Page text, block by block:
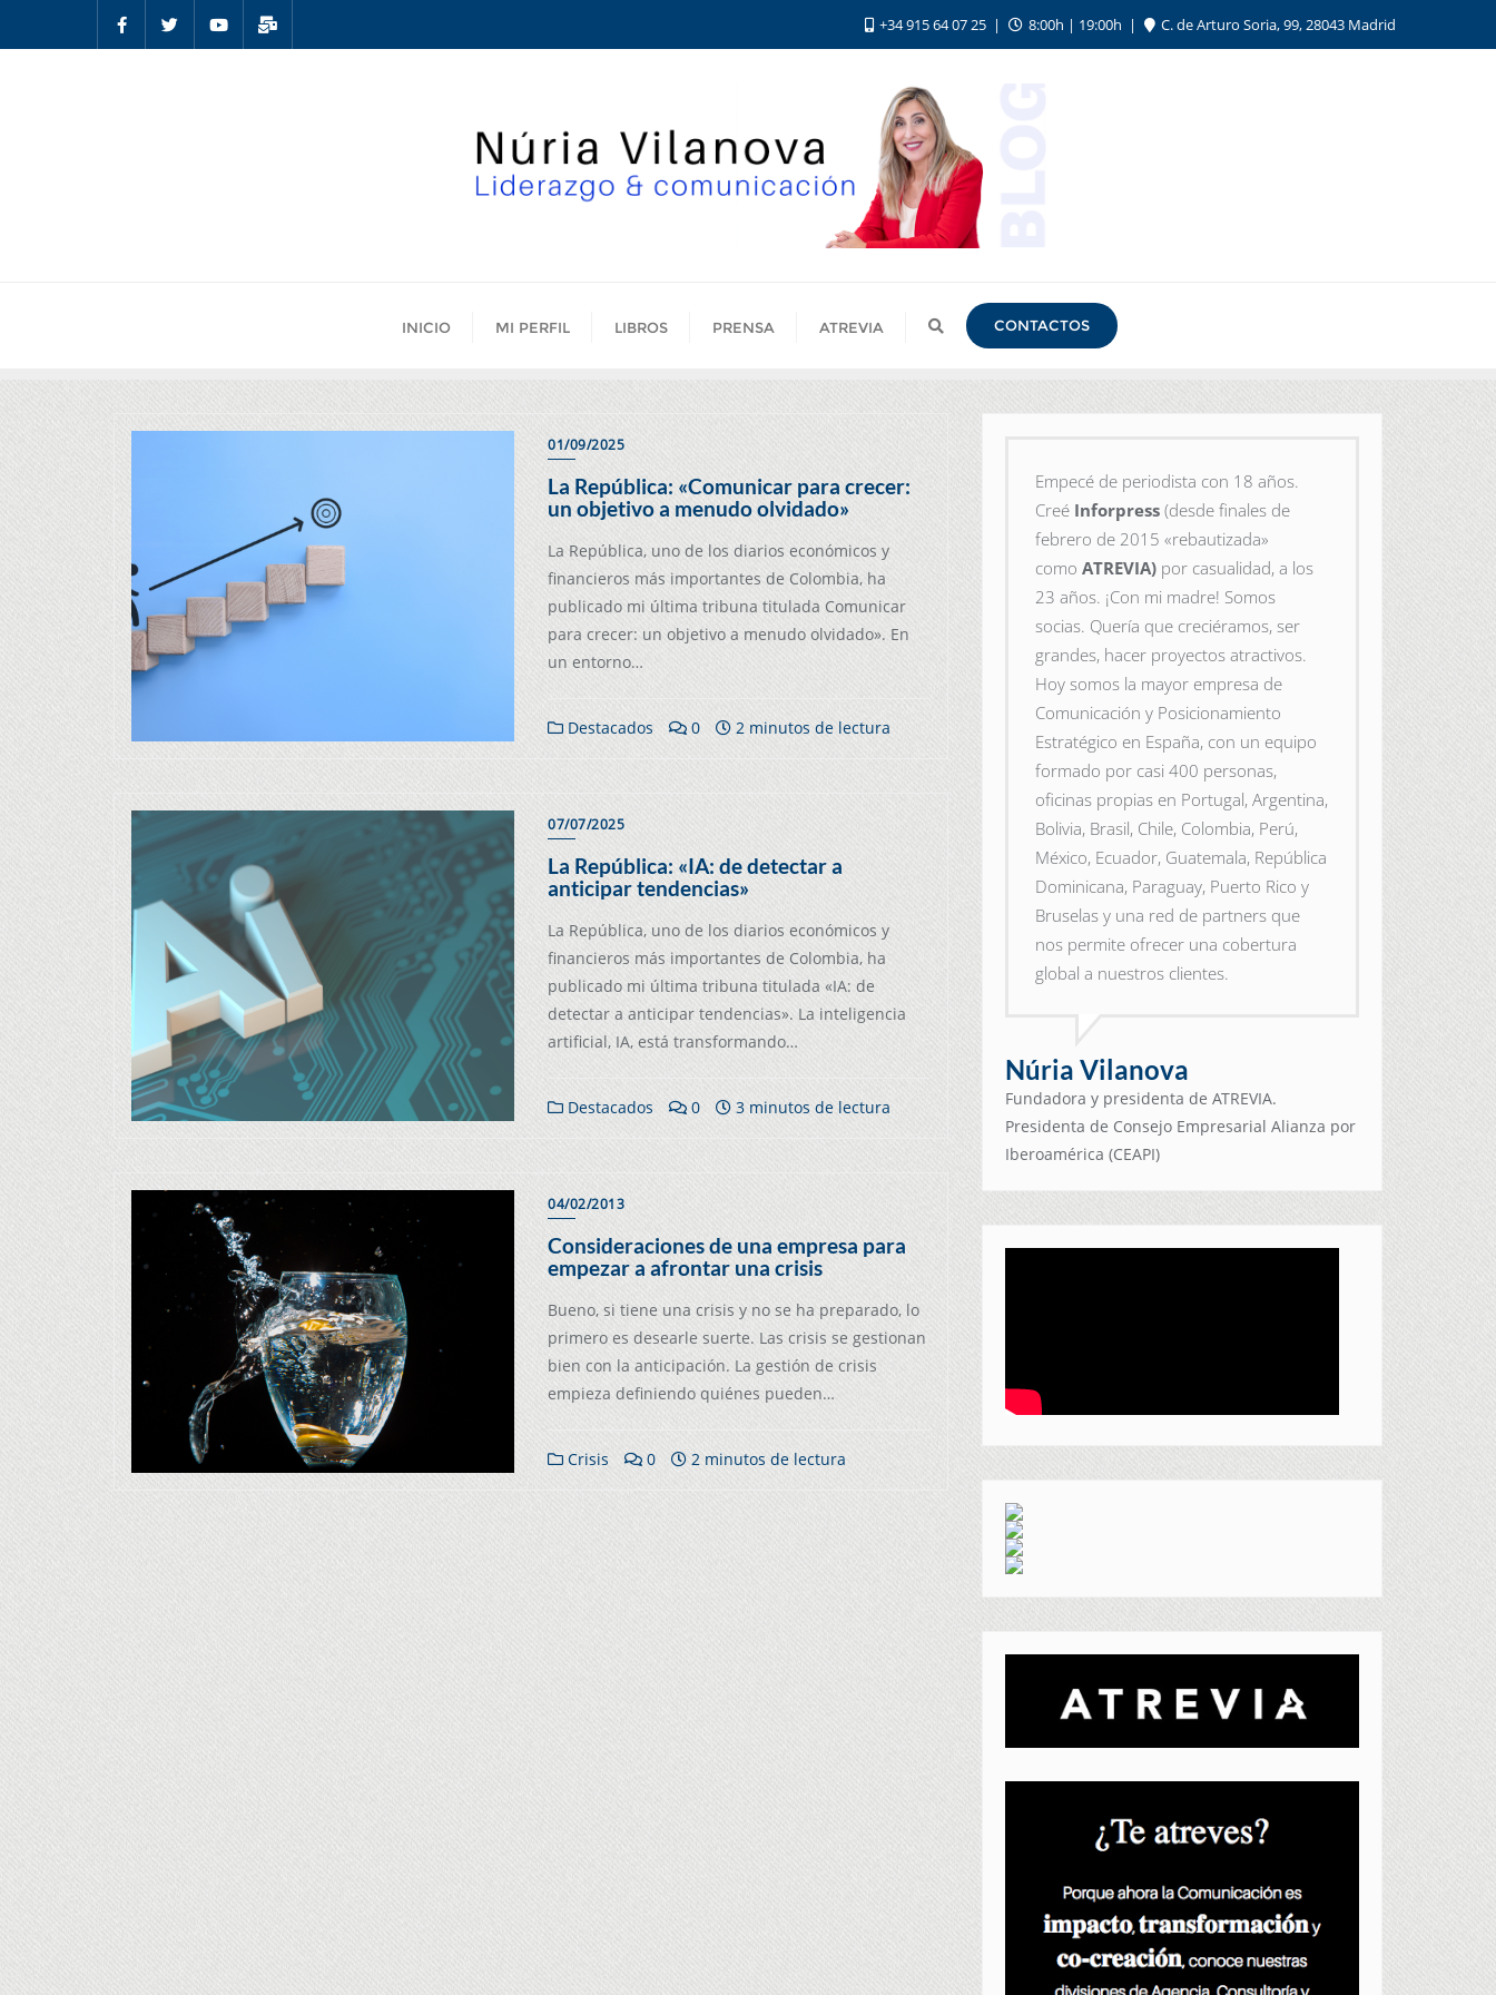
+34 915 64 07 25 8:00h | 19:00h C. de Arturo Soria, 99, 28043 Madrid
INICIO MI PERFIL LIBROS PRENSA ATREVIA CONTACTOS
01/09/2025
La República: «Comunicar para crecer:
un objetivo a menudo olvidado»
La República, uno de los diarios económicos y
financieros más importantes de Colombia, ha
publicado mi última tribuna titulada Comunicar
para crecer: un objetivo a menudo olvidado». En
un entorno…
Destacados 0 2 minutos de lectura
07/07/2025
La República: «IA: de detectar a
anticipar tendencias»
La República, uno de los diarios económicos y
financieros más importantes de Colombia, ha
publicado mi última tribuna titulada «IA: de
detectar a anticipar tendencias». La inteligencia
artificial, IA, está transformando…
Destacados 0 3 minutos de lectura
04/02/2013
Consideraciones de una empresa para
empezar a afrontar una crisis
Bueno, si tiene una crisis y no se ha preparado, lo
primero es desearle suerte. Las crisis se gestionan
bien con la anticipación. La gestión de crisis
empieza definiendo quiénes pueden…
Crisis 0 2 minutos de lectura
Empecé de periodista con 18 años.
Creé Inforpress (desde finales de
febrero de 2015 «rebautizada»
como ATREVIA) por casualidad, a los
23 años. ¡Con mi madre! Somos
socias. Quería que creciéramos, ser
grandes, hacer proyectos atractivos.
Hoy somos la mayor empresa de
Comunicación y Posicionamiento
Estratégico en España, con un equipo
formado por casi 400 personas,
oficinas propias en Portugal, Argentina,
Bolivia, Brasil, Chile, Colombia, Perú,
México, Ecuador, Guatemala, República
Dominicana, Paraguay, Puerto Rico y
Bruselas y una red de partners que
nos permite ofrecer una cobertura
global a nuestros clientes.
Núria Vilanova
Fundadora y presidenta de ATREVIA.
Presidenta de Consejo Empresarial Alianza por
Iberoamérica (CEAPI)